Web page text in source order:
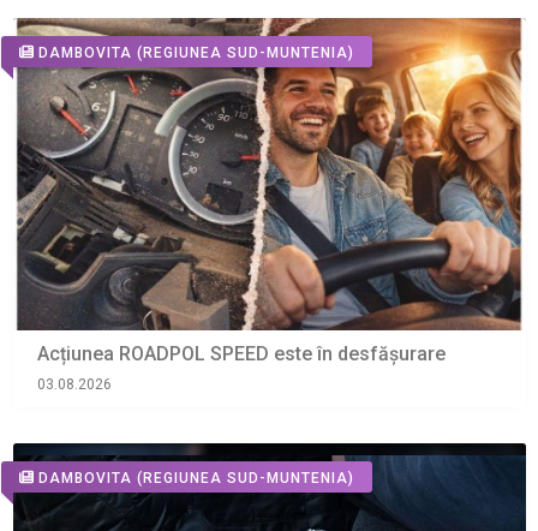
DAMBOVITA (REGIUNEA SUD-MUNTENIA)
Acțiunea ROADPOL SPEED este în desfășurare
03.08.2026
DAMBOVITA (REGIUNEA SUD-MUNTENIA)